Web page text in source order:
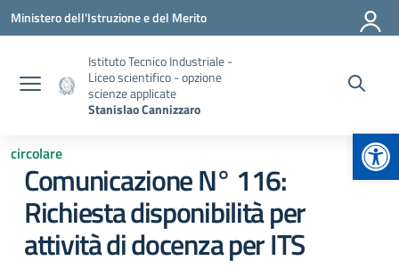
Vai ai contenuti
Vai al menu di navigazione
Vai al footer
Ministero dell'Istruzione e del Merito
Istituto Tecnico Industriale -
Liceo scientifico - opzione
scienze applicate
Stanislao Cannizzaro
circolare
Comunicazione N° 116:
Richiesta disponibilità per
attività di docenza per ITS